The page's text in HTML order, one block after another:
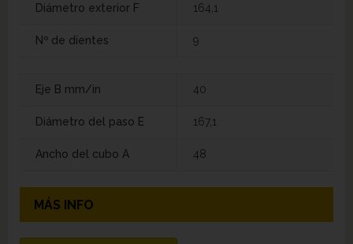
Diámetro exterior F 164,1
Nº de dientes 9
Eje B mm/in 40
Diámetro del paso E 167,1
Ancho del cubo A 48
MÁS INFO